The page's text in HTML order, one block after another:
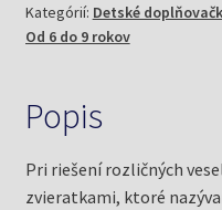
(Mlčochová,
Jela)
Kategórií: Detské
Od 6 do 9 rokov
Popis
Pri riešení rozličných
zvieratkami, ktoré